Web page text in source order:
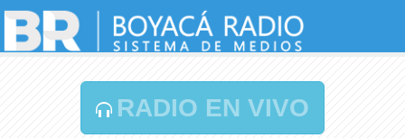
RADIO EN VIVO